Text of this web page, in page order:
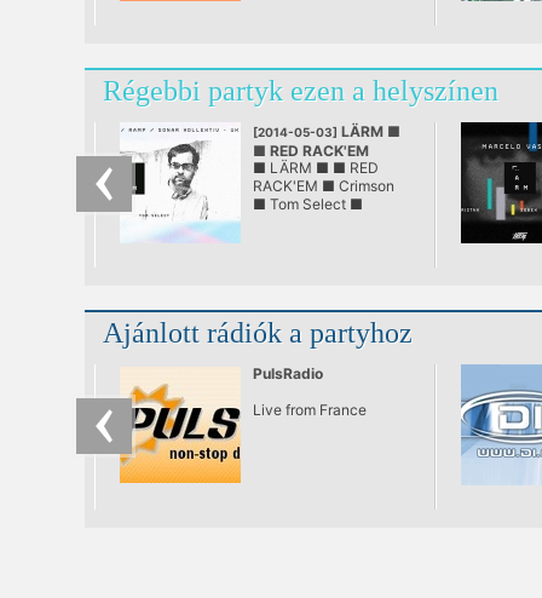
Régebbi partyk ezen a helyszínen
[2014-05-03] LÄRM ■
■ RED RACK'EM
@ LÄRM
■ LÄRM ■ ■ RED
RACK'EM ■ Crimson
■ Tom Select ■
Ajánlott rádiók a partyhoz
PulsRadio
Live from France